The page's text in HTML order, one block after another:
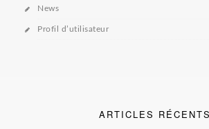
News
Profil d’utilisateur
ARTICLES RÉCENTS